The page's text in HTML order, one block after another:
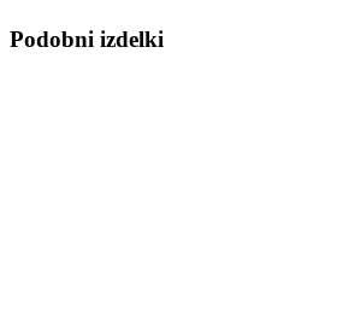
Podobni izdelki